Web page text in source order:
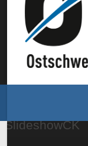
SlideshowCK